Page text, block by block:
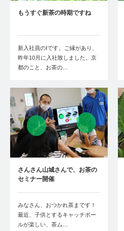
もうすぐ新茶の時期ですね
新入社員のIです。ご縁があり、
昨年10月に入社致しました。京
都のこと、お茶の…
さんさん山城さんで、お茶の
セミナー開催
みなさん、おつかれ茶まです！
最近、子供とするキャッチボー
ルが楽しい、茶ム…